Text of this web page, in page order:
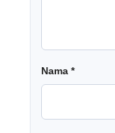
Nama *